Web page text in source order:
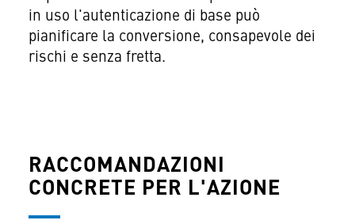
in uso l'autenticazione di base può
pianificare la conversione, consapevole dei
rischi e senza fretta.
RACCOMANDAZIONI
CONCRETE PER L'AZIONE